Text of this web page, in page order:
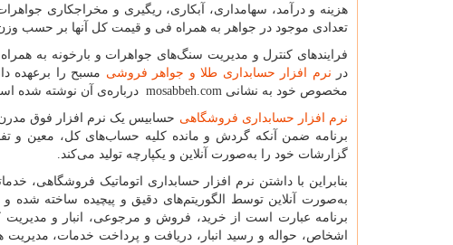
هزینه و درآمد، سهامداری، آبکاری، ریگیری و مخراجکاری
تعدادی موجود در جواهر به همراه فی و قیمت کل آنها بر حسب
فرایندهای کنترل و مدیریت سنگ‌های جواهرات و بارخونه به
در نرم افزار حسابداری طلا و جواهر فروشی مسبح را برعهده
مخصوص خود به نشانی mosabbeh.com درباره‌ی آن نوشته شده
نرم افزار حسابداری فروشگاهی حسابیس یک نرم افزار فوق مدرن
برنامه ضمن آنکه گردش و مانده کلیه‌ حساب‌های کل، معین و
گزارشات خود را به‌صورت آنلاین و یکپارچه تولید می‌کند.
بنابراین با داشتن نرم افزار حسابداری اتوماتیک فروشگاهی،
به‌صورت آنلاین توسط الگوریتم‌های دقیق و پیچیده ساخته شده
برنامه عبارت است از خرید، فروش و مرجوعی، انبار و
اشخاص، حواله و رسید انبار، دریافت و پرداخت خدمات،